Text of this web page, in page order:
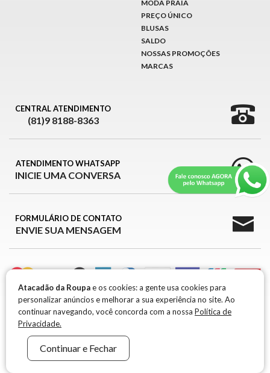
MODA PRAIA
PREÇO ÚNICO
BLUSAS
SALDO
NOSSAS PROMOÇÕES
MARCAS
CENTRAL ATENDIMENTO
(81)9 8188-8363
ATENDIMENTO WHATSAPP
INICIE UMA CONVERSA
FORMULÁRIO DE CONTATO
ENVIE SUA MENSAGEM
ATACADÃO DA ROUPA © 2026
ATACADÃO DA ROUPA © 2026 -CNPJ 39.426.709/0001-99 / IE: 0917651-96
FRANCISCA RAMOS, 301 1° ANDAR, B. BELA VISTA - SANTA CRUZ DO CAPIBARIBE -
Atacadão da Roupae os cookies: a gente usa cookies para
personalizar anúncios e melhorar a sua experiência no site. Ao
continuar navegando, você concorda com a nossa Política de
Privacidade.
Continuar e Fechar